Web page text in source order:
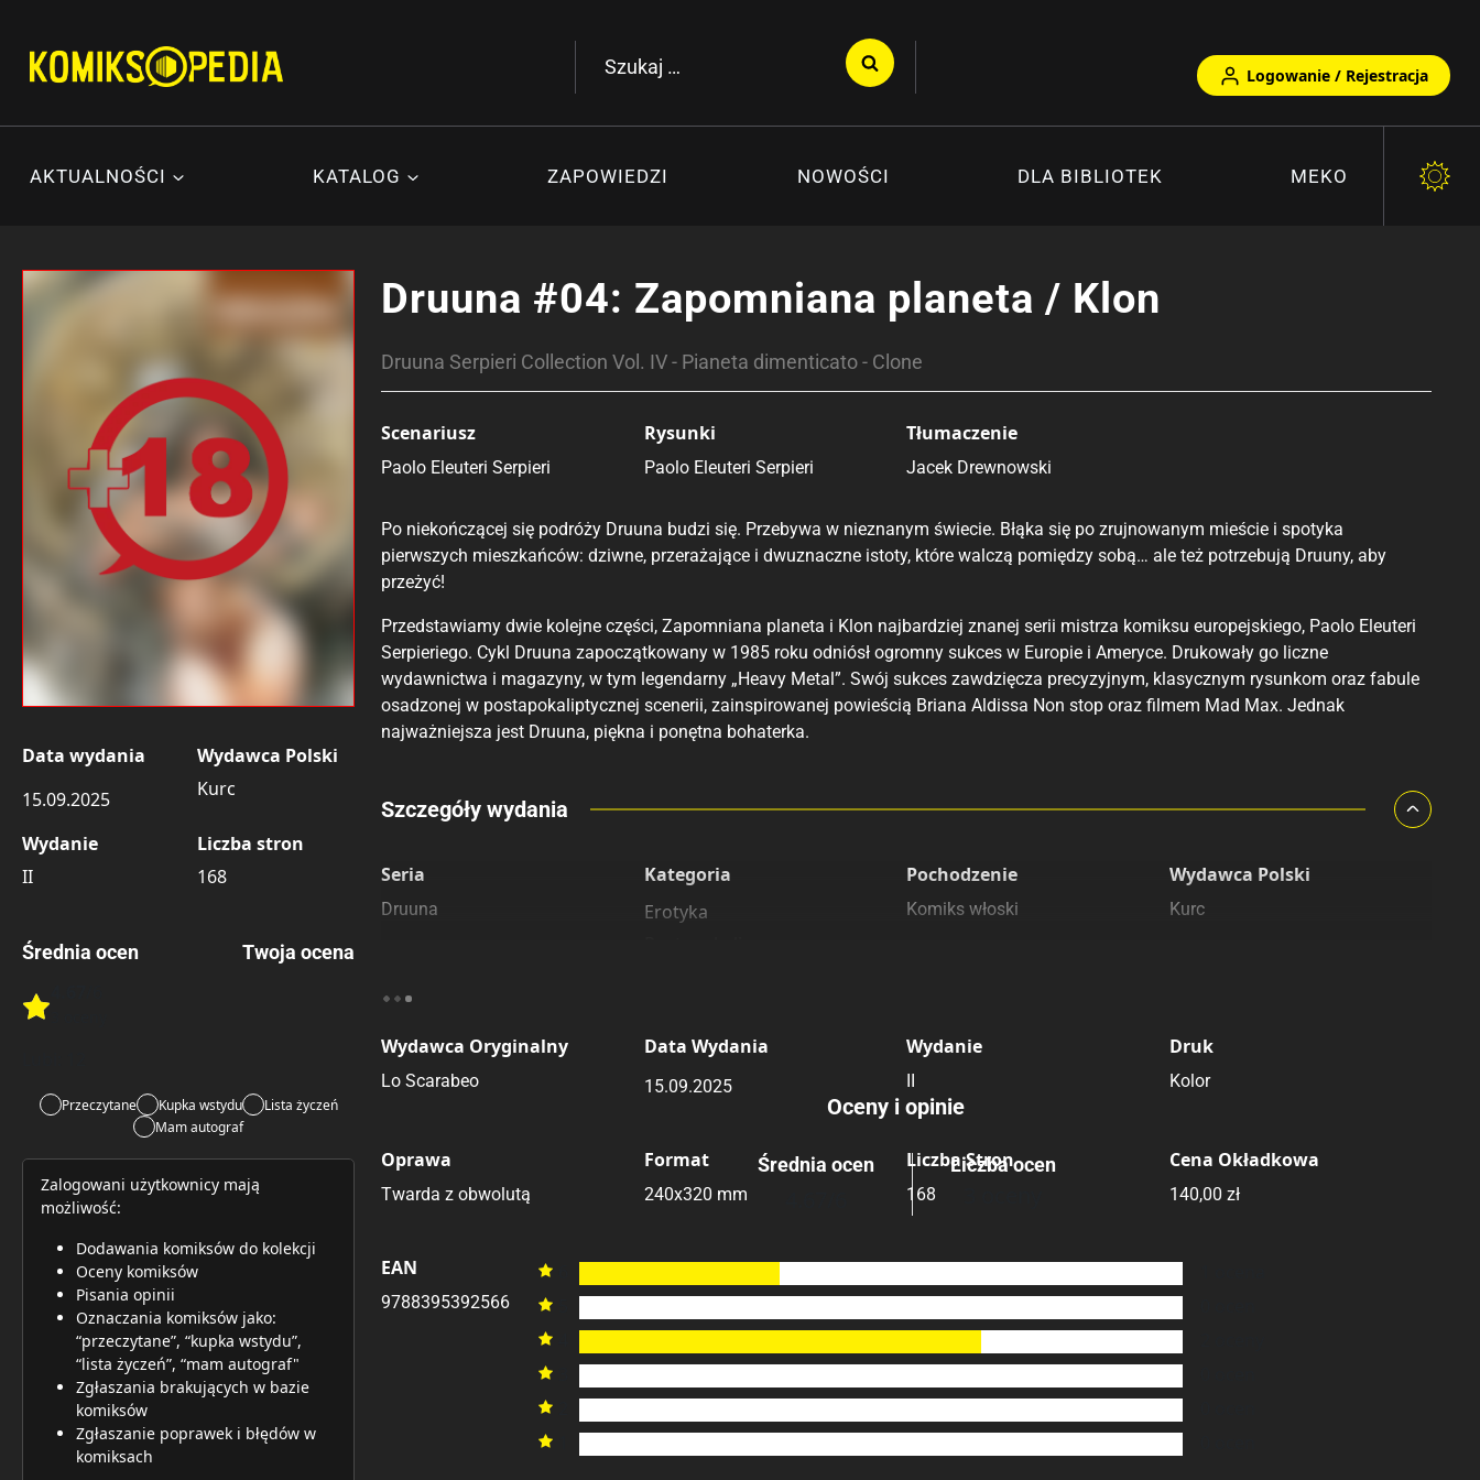
treści
Szukaj:
Logowanie / Rejestracja
AKTUALNOŚCI KATALOG ZAPOWIEDZI NOWOŚCI DLA BIBLIOTEK MEKO
Data wydania
15.09.2025
Wydawca Polski
Kurc
Wydanie
II
Liczba stron
168
Średnia ocen
Rate this item: Submit Rating
Twoja ocena
Przeczytane Kupka wstydu
Lista życzeń
Mam autograf
Zalogowani użytkownicy mają
możliwość:
Dodawania komiksów do kolekcji
Oceny komiksów
Pisania opinii
Oznaczania komiksów jako:
“przeczytane”, “kupka wstydu”,
“lista życzeń”, “mam autograf"
Zgłaszania brakujących w bazie
komiksów
Zgłaszanie poprawek i błędów w
komiksach
Druuna #04: Zapomniana planeta / Klon
Druuna Serpieri Collection Vol. IV - Pianeta dimenticato - Clone
Scenariusz
Paolo Eleuteri Serpieri
Rysunki
Paolo Eleuteri Serpieri
Tłumaczenie
Jacek Drewnowski
Po niekończącej się podróży Druuna budzi się. Przebywa w nieznanym świecie. Błąka się po zrujnowanym mieście i spotyka
pierwszych mieszkańców: dziwne, przerażające i dwuznaczne istoty, które walczą pomiędzy sobą… ale też potrzebują Druuny, aby
przeżyć!
Przedstawiamy dwie kolejne części, Zapomniana planeta i Klon najbardziej znanej serii mistrza komiksu europejskiego, Paolo Eleuteri
Serpieriego. Cykl Druuna zapoczątkowany w 1985 roku odniósł ogromny sukces w Europie i Ameryce. Drukowały go liczne
wydawnictwa i magazyny, w tym legendarny „Heavy Metal”. Swój sukces zawdzięcza precyzyjnym, klasycznym rysunkom oraz fabule
osadzonej w postapokaliptycznej scenerii, zainspirowanej powieścią Briana Aldissa Non stop oraz filmem Mad Max. Jednak
najważniejsza jest Druuna, piękna i ponętna bohaterka.
Porównaj ceny
Szczegóły wydania
Seria
Druuna
Kategoria
Erotyka
Pochodzenie
Komiks włoski
Wydawca Polski
Kurc
Wydawca Oryginalny
Lo Scarabeo
Data Wydania
15.09.2025
Wydanie
II
Druk
Kolor
Oprawa
Twarda z obwolutą
Format
240x320 mm
Liczba Stron
168
Cena Okładkowa
140,00 zł
EAN
9788395392566
Oceny i opinie
Średnia ocen Liczba ocen





